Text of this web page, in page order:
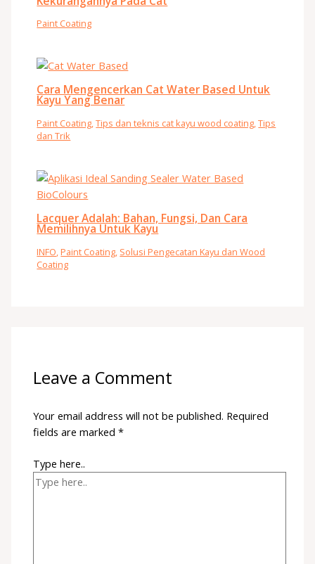
Paint Coating
Cara Mengencerkan Cat Water Based Untuk
Kayu Yang Benar
Paint Coating,Tips dan teknis cat kayu wood coating,Tips
dan Trik
Lacquer Adalah: Bahan, Fungsi, Dan Cara
Memilihnya Untuk Kayu
INFO ,Paint Coating Solusi Pengecatan Kayu dan Wood
Coating
Leave a Comment
Your email address will not be published. Required
fields are marked*
Type here..